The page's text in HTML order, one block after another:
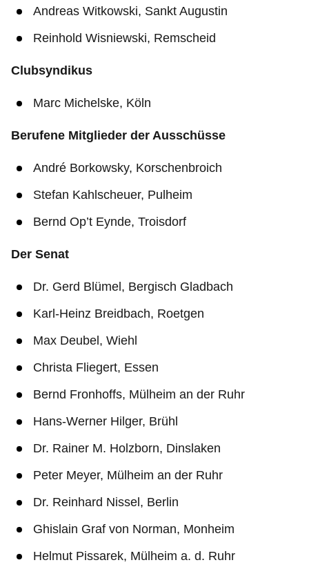
Andreas Witkowski, Sankt Augustin
Reinhold Wisniewski, Remscheid
Clubsyndikus
Marc Michelske, Köln
Berufene Mitglieder der Ausschüsse
André Borkowsky, Korschenbroich
Stefan Kahlscheuer, Pulheim
Bernd Op’t Eynde, Troisdorf
Der Senat
Dr. Gerd Blümel, Bergisch Gladbach
Karl-Heinz Breidbach, Roetgen
Max Deubel, Wiehl
Christa Fliegert, Essen
Bernd Fronhoffs, Mülheim an der Ruhr
Hans-Werner Hilger, Brühl
Dr. Rainer M. Holzborn, Dinslaken
Peter Meyer, Mülheim an der Ruhr
Dr. Reinhard Nissel, Berlin
Ghislain Graf von Norman, Monheim
Helmut Pissarek, Mülheim a. d. Ruhr